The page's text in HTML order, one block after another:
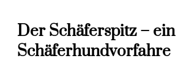
Der Schäferspitz – ein
Schäferhundvorfahre